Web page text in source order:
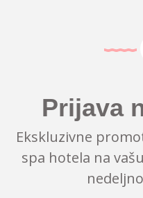
Prijava
Ekskluzivne
spa hotela na